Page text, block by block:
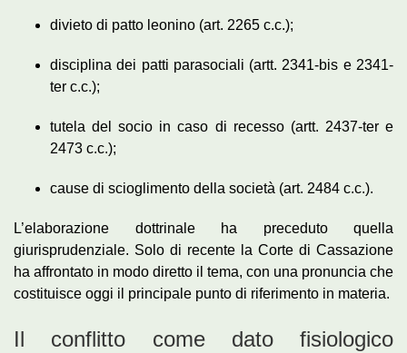
divieto di patto leonino (art. 2265 c.c.);
disciplina dei patti parasociali (artt. 2341-bis e 2341-
ter c.c.);
tutela del socio in caso di recesso (artt. 2437-ter e
2473 c.c.);
cause di scioglimento della società (art. 2484 c.c.).
L’elaborazione dottrinale ha preceduto quella
giurisprudenziale. Solo di recente la Corte di Cassazione
ha affrontato in modo diretto il tema, con una pronuncia che
costituisce oggi il principale punto di riferimento in materia.
Il conflitto come dato fisiologico